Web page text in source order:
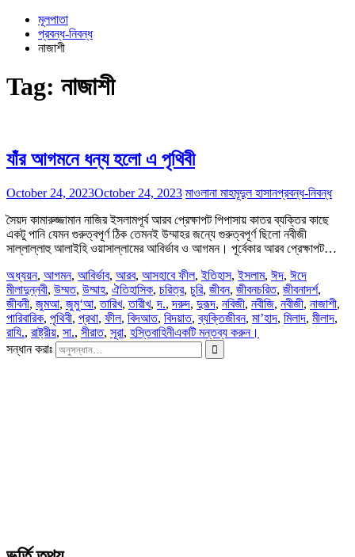
মূলপাতা
প্রবন্ধ-নিবন্ধ
নাজাশী
Tag: নাজাশী
যাঁর আগমনে ধন্য হলো এ পৃথিবী
October 24, 2023October 24, 2023 মাওলানা মাহমূদুল হাসানপ্রবন্ধ-নিবন্ধ
সৈয়দ কামারুজ্জামান নাজির ইসলামপূর্ব আরব প্রেক্ষাপট পিপাসায় কাতর ব্যক্তির কাছে
একটু পানি যেমন গুরুত্বপূর্ণ ঠিক তেমনই উম্মাহর জন্যে গুরুত্বপূর্ণ ছিলো নবীজী
সাল্লাল্লাহু আলাইহি ওয়াসাল্লামের আবির্ভাব ও আগমন। পূর্বেকার আরব প্রেক্ষাপট…
অধ্যয়ন, আগমন, আবির্ভাব, আরব, আসহাবে ফীল,ইতিহাস,ইসলাম, ঈদ, ঈদে
মীলাদুন্নবী, উম্মত, উম্মাহ, ঐতিহাসিক, চরিত্র, চুরি, জীবন, জীবনচরিত, জীবনাদর্শ,
জীবনী, জুমআ, জুমু‘আ,তারিখ,তারীখ,দ.,দরুদ, দুরূদ, নবিজী, নবীজি, নবীজী, নাজাশী,
পারিবারিক, পৃথিবী, প্রথা, ফীল, বিদআত, বিদয়াত,ব্যক্তিজীবন, মা’হাদ, মিলাদ, মীলাদ,
রাযি., রাষ্ট্রীয়, সা., সীরাত, সূরা, হস্তিবাহিনীএকটি মন্তব্য করুন।
সন্ধান করাঃ